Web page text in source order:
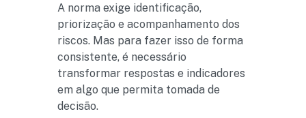
A norma exige identificação,
priorização e acompanhamento dos
riscos. Mas para fazer isso de forma
consistente, é necessário
transformar respostas e indicadores
em algo que permita tomada de
decisão.